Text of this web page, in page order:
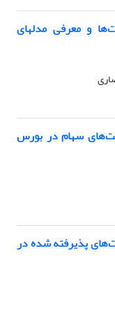
و معرفی مدلهای
سهام در بورس
پذیرفته شده در